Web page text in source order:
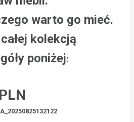
warto go mieć.
kolekcją
poniżej: